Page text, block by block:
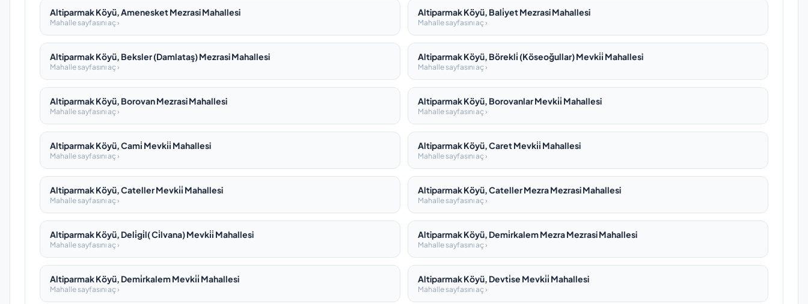
Altiparmak Köyü, Amenesket Mezrasi Mahallesi
Mahalle sayfasını aç ›
Altiparmak Köyü, Bali̇yet Mezrasi Mahallesi
Mahalle sayfasını aç ›
Altiparmak Köyü, Beksler (Damlataş) Mezrasi Mahallesi
Mahalle sayfasını aç ›
Altiparmak Köyü, Börekli̇ (Köseoğullar) Mevki̇i̇ Mahallesi
Mahalle sayfasını aç ›
Altiparmak Köyü, Borovan Mezrasi Mahallesi
Mahalle sayfasını aç ›
Altiparmak Köyü, Borovanlar Mevki̇i̇ Mahallesi
Mahalle sayfasını aç ›
Altiparmak Köyü, Cami̇ Mevki̇i̇ Mahallesi
Mahalle sayfasını aç ›
Altiparmak Köyü, Caret Mevki̇i̇ Mahallesi
Mahalle sayfasını aç ›
Altiparmak Köyü, Cateller Mevki̇i̇ Mahallesi
Mahalle sayfasını aç ›
Altiparmak Köyü, Cateller Mezra Mezrasi Mahallesi
Mahalle sayfasını aç ›
Altiparmak Köyü, Deli̇gi̇l( Ci̇lvana) Mevki̇i̇ Mahallesi
Mahalle sayfasını aç ›
Altiparmak Köyü, Demi̇rkalem Mezra Mezrasi Mahallesi
Mahalle sayfasını aç ›
Altiparmak Köyü, Demi̇rkalem Mevki̇i̇ Mahallesi
Mahalle sayfasını aç ›
Altiparmak Köyü, Devti̇se Mevki̇i̇ Mahallesi
Mahalle sayfasını aç ›